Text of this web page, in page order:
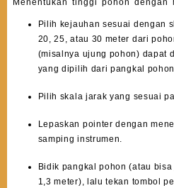
Menentukan tinggi pohon dengan
Pilih kejauhan sesuai dengan
20, 25, atau 30 meter dari
(misalnya ujung pohon) dapat
yang dipilih dari pangkal
Pilih skala jarak yang sesuai
Lepaskan pointer dengan
samping instrumen.
Bidik pangkal pohon (atau
1,3 meter), lalu tekan tombol